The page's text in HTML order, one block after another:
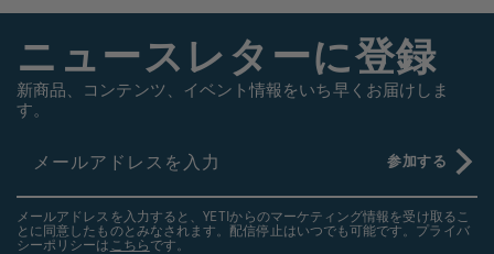
ニュースレターに登録
新商品、コンテンツ、イベント情報をいち早くお届けしま
す。
メールアドレスを入力 参加する
メールアドレスを入力すると、YETIからのマーケティング情報を受け取るこ
とに同意したものとみなされます。配信停止はいつでも可能です。プライバ
シーポリシーは こちら です。